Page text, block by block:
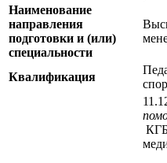
Наименование
направления
подготовки и (или)
специальности
Квалификация